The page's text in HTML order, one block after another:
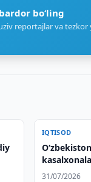
bo‘ling
reportajlar va
IQTISOD
muhokama
31/07/2026